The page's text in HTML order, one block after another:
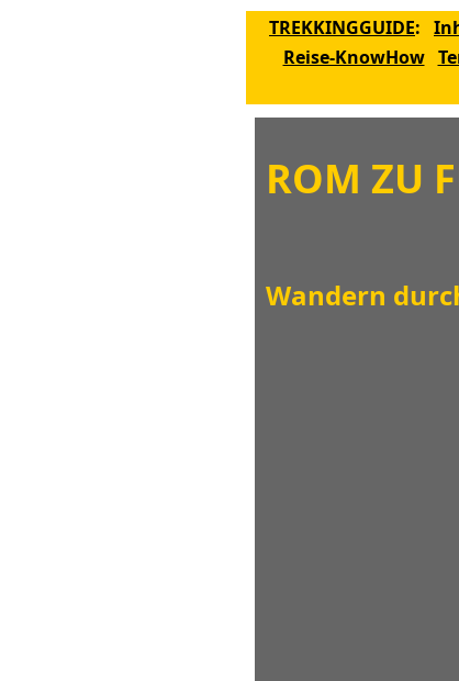
TREKKINGGUIDE:
Reise-KnowHow
ROM ZU
Wandern